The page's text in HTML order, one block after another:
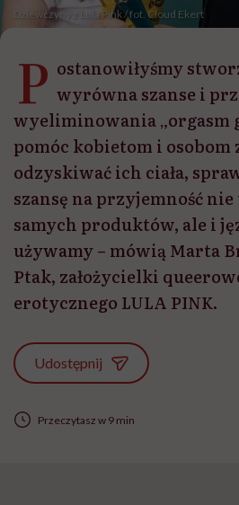
Dziewczyny z Lula Pink / fot. Cloud Ekert
P ostanowiłyśmy
wyrówna szanse i
wyeliminowania „orgasm
pomóc kobietom i osobom
odzyskiwać ich ciała,
szansę na przyjemność
samych produktów, ale i
używamy – mówią Marta
Ptak, założycielki
erotycznego LULA PINK.
Udostępnij
Przeczytasz w 9 min